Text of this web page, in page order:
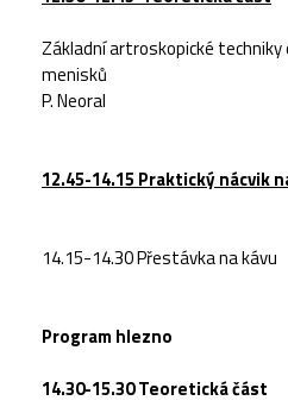
Základní artroskopické
menisků
P. Neoral
12.45-14.15 Praktický nácvik
14.15-14.30Přestávka na kávu
Program hlezno
14.30-15.30Teoretická část